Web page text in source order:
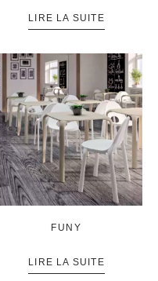
LIRE LA SUITE
FUNY
LIRE LA SUITE